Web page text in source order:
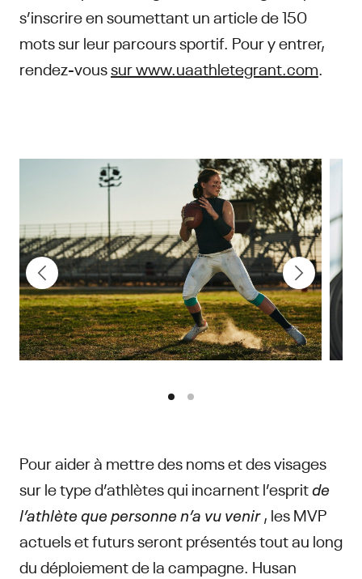
s’inscrire en soumettant un article de 150
mots sur leur parcours sportif. Pour y entrer,
rendez-voussur www.uaathletegrant.com.
Pour aider à mettre des noms et des visages
sur le type d’athlètes qui incarnent l’espritde
l’athlète que personne n’a vu venir, les MVP
actuels et futurs seront présentés tout au long
du déploiement de la campagne. Husan